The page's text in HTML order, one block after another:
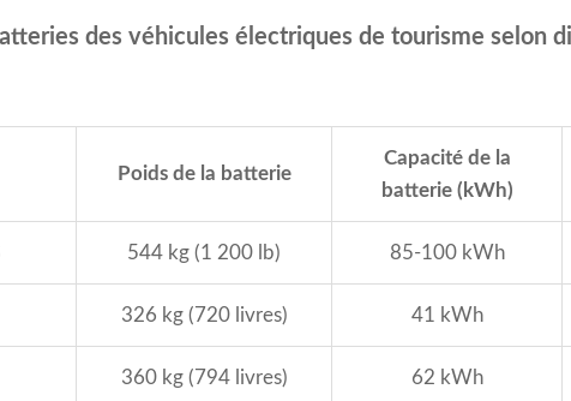
des véhicules électriques de tourisme selon
Poids de la batterie
Capacité de la
batterie (kWh)
544 kg (1 200 lb) 85-100 kWh
326 kg (720 livres) 41 kWh
360 kg (794 livres) 62 kWh